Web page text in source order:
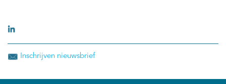
Inschrijven nieuwsbrief